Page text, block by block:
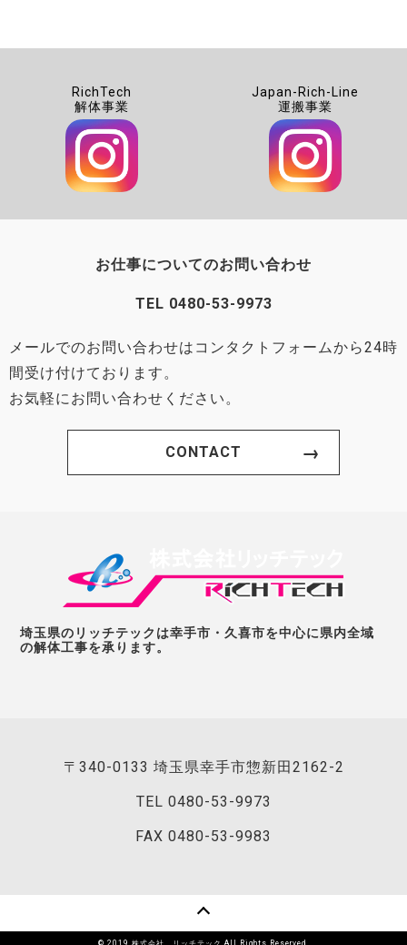
RichTech
解体事業
Japan-Rich-Line
運搬事業
お仕事についてのお問い合わせ
TEL 0480-53-9973
メールでのお問い合わせはコンタクトフォームから24時
間受け付けております。
お気軽にお問い合わせください。
CONTACT
埼玉県のリッチテックは幸手市・久喜市を中心に県内全域
の解体工事を承ります。
〒340-0133 埼玉県幸手市惣新田2162-2
TEL 0480-53-9973
FAX 0480-53-9983
© 2019 株式会社 リッチテック All Rights Reserved.